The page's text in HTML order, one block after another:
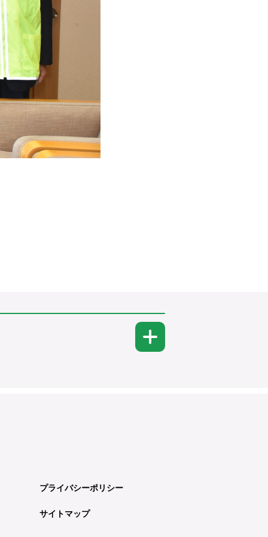
プライバシーポリシー
サイトマップ